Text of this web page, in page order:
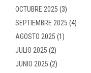
OCTUBRE 2025 (3)
SEPTIEMBRE 2025 (4)
AGOSTO 2025 (1)
JULIO 2025 (2)
JUNIO 2025 (2)